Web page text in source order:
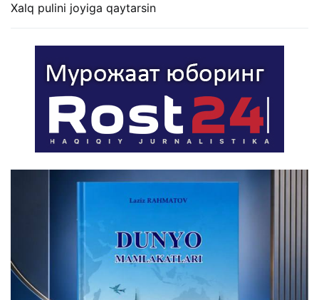
Xalq pulini joyiga qaytarsin